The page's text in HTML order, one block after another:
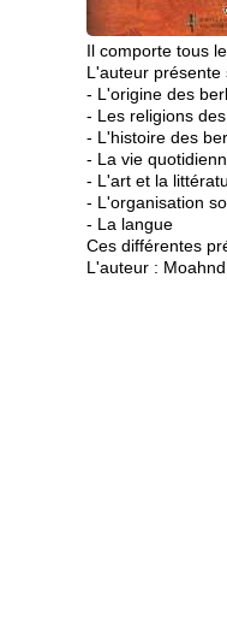
Il comporte tous
L'auteur présente
- L'origine des
- Les religions
- L'histoire des
- La vie
- L'art et la
- L'organisation
- La langue
Ces différentes
L'auteur :